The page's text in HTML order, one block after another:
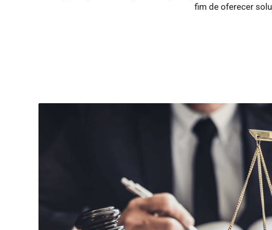
fim de oferecer